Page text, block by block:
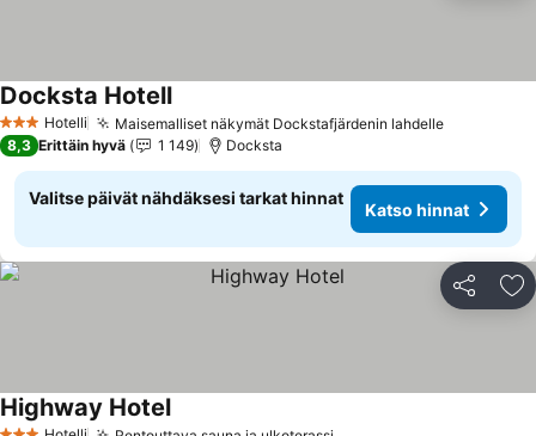
3 Tähtiluokitus
Hotelli Maisemalliset näkymät Dockstafjärdenin lahdelleKatso
Docksta HotellKatso hinnat
8,3 Erittäin hyvä 1 149 Docksta
Valitse päivät nähdäksesi tarkat hinnat
Katso hinnat
Jaa
Highway HotelKatso hinnat